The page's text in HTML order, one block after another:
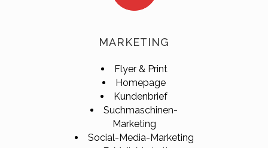
MARKETING
Flyer & Print
Homepage
Kundenbrief
Suchmaschinen-
Marketing
Social-Media-Marketing